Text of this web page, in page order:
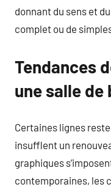
donnant du sens et du
complet ou de
Tendances
une salle
Certaines lignes
insufflent un
graphiques
contemporaines, les